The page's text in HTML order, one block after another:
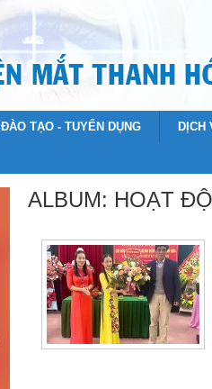
ĐÀO TẠO - TUYỂN DỤNG DỊCH
ALBUM: HOẠT